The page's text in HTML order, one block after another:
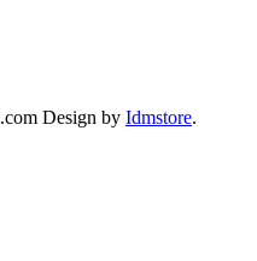
Design by Idmstore.